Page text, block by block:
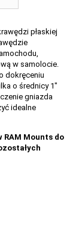
płaskiej
w samolocie.
dokręceniu
o średnicy 1"
gniazda
idealne
RAM Mounts do